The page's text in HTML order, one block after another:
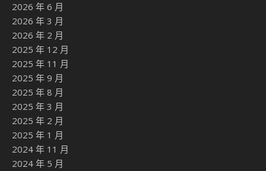
2026 年 6 月
2026 年 3 月
2026 年 2 月
2025 年 12 月
2025 年 11 月
2025 年 9 月
2025 年 8 月
2025 年 3 月
2025 年 2 月
2025 年 1 月
2024 年 11 月
2024 年 5 月